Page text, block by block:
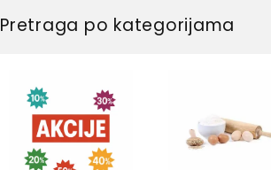
Pretraga po kategorijama